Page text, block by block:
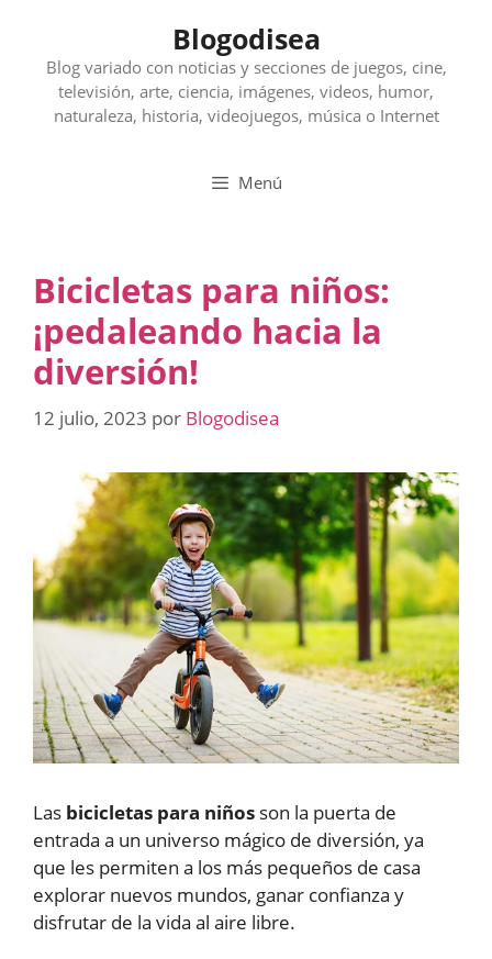
contenido
Blogodisea
Blog variado con noticias y secciones de juegos, cine,
televisión, arte, ciencia, imágenes, videos, humor,
naturaleza, historia, videojuegos, música o Internet
Menú
Bicicletas para niños:
¡pedaleando hacia la
diversión!
12 julio, 2023 por Blogodisea
Las bicicletas para niños son la puerta de
entrada a un universo mágico de diversión, ya
que les permiten a los más pequeños de casa
explorar nuevos mundos, ganar confianza y
disfrutar de la vida al aire libre.